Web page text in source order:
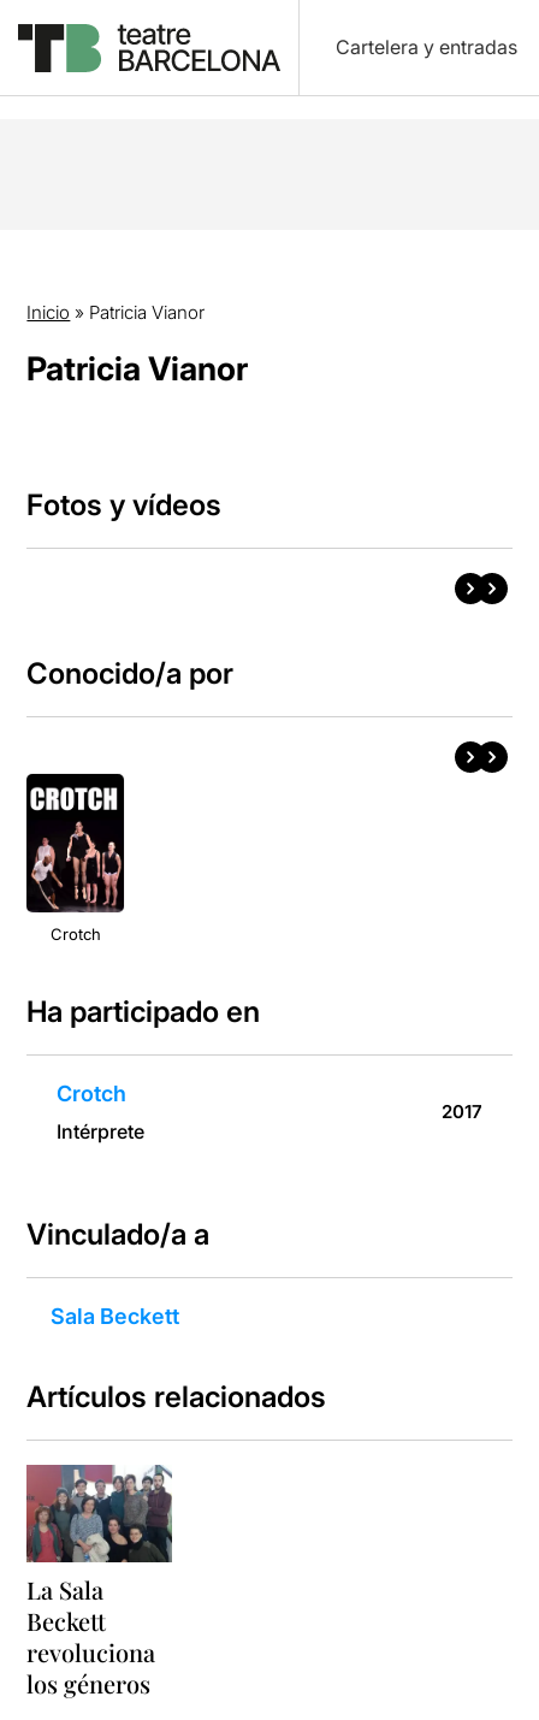
Cartelera y entradas
Inicio » Patricia Vianor
Patricia Vianor
Fotos y vídeos
Conocido/a por
Crotch
Ha participado en
Crotch
Intérprete
2017
Vinculado/a a
Sala Beckett
Artículos relacionados
La Sala
Beckett
revoluciona
los géneros